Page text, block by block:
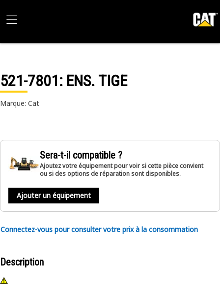
521-7801: ENS. TIGE
Marque: Cat
Sera-t-il compatible ?
Ajoutez votre équipement pour voir si cette pièce convient
ou si des options de réparation sont disponibles.
Ajouter un équipement
Connectez-vous pour consulter votre prix à la consommation
Description